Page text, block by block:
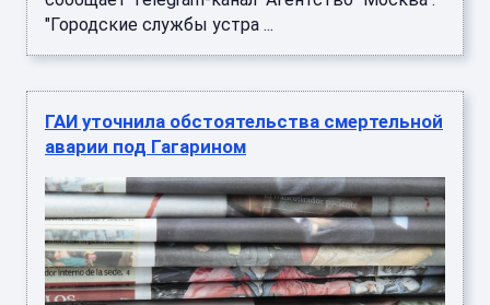
"Городские службы устра ...
ГАИ уточнила обстоятельства смертельной
аварии под Гагарином